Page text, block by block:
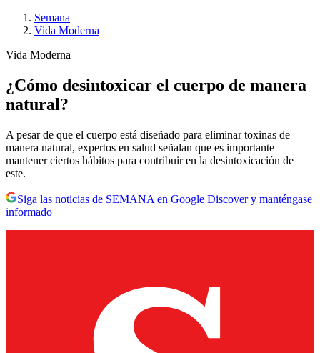
Semana|
Vida Moderna
Vida Moderna
¿Cómo desintoxicar el cuerpo de manera
natural?
A pesar de que el cuerpo está diseñado para eliminar toxinas de
manera natural, expertos en salud señalan que es importante
mantener ciertos hábitos para contribuir en la desintoxicación de
este.
Siga las noticias de SEMANA en Google Discover y manténgase
informado